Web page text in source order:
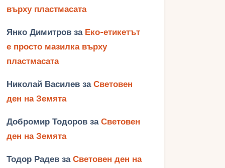
върху пластмасата
Янко Димитров за Еко-етикетът
е просто мазилка върху
пластмасата
Николай Василев заСветовен
ден на Земята
Добромир Тодоров заСветовен
ден на Земята
Тодор Радев заСветовен ден на